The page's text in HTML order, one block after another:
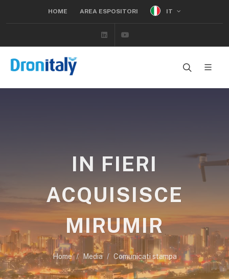
HOME AREA ESPOSITORI IT
Linkedin
IN FIERI
ACQUISISCE
MIRUMIR
Home Media Comunicati stampa